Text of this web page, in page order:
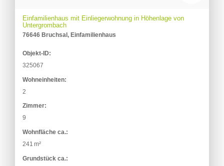
Einfamilienhaus mit Einliegerwohnung in Höhenlage von
Untergrombach
76646 Bruchsal, Einfamilienhaus
Objekt-ID:
325067
Wohneinheiten:
2
Zimmer:
9
Wohnfläche ca.:
241 m²
Grund­stück ca.: